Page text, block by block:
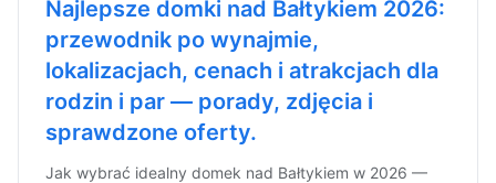
Najlepsze domki nad Bałtykiem 2026:
przewodnik po wynajmie,
lokalizacjach, cenach i atrakcjach dla
rodzin i par — porady, zdjęcia i
sprawdzone oferty.
Jak wybrać idealny domek nad Bałtykiem w 2026 —